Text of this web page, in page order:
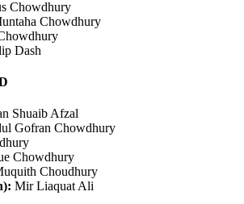
Chowdhury
Chowdhury
Dash
Shuaib Afzal
Gofran Chowdhury
Chowdhury
Choudhury
Mir Liaquat Ali